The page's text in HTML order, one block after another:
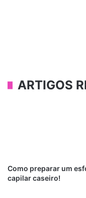
ARTIGOS
Como preparar um
capilar caseiro!